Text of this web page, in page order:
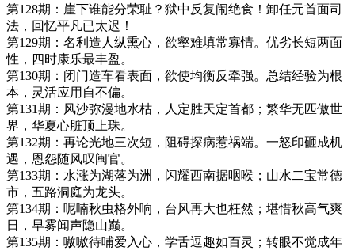
第128期：崖下谁能分荣耻？狱中反复闹绝食！卸任元首面司
法，回忆平凡已太迟！
第129期：名利造人纵熏心，欲壑难填常寡情。优劣长短两面
性，四时康乐最丰盈。
第130期：闭门造车看表面，欲使均衡反牵强。总结经验为根
本，灵活应用自不偏。
第131期：风沙弥漫地水枯，人定胜天定首都；繁华无匹傲世
界，华夏心脏顶上珠。
第132期：再论光地三次短，阻碍探病惹祸端。一怒印砸成机
遇，恩怨随风叹闽官。
第133期：水涨为湖落为洲，闪耀西南据咽喉；山水二宝常德
市，五路洞庭为龙头。
第134期：呢喃秋虫格外响，台风再大也枉然；堪惜秋高气爽
日，早雾闻声隐山巅。
第135期：嗷嗷待哺爱入心，学舌逗趣如百灵；转眼不觉成年